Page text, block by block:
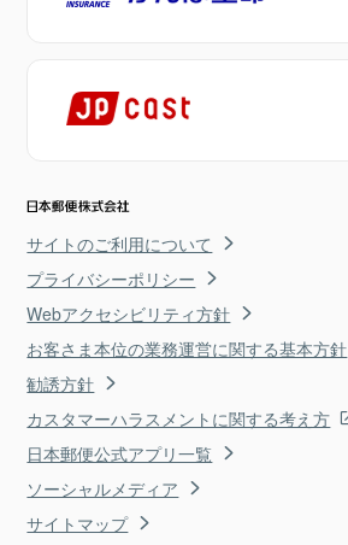
サイトのご利用について
プライバシーポリシー
Webアクセシビリティ方針
お客さま本位の業務運営に関する基本方針
勧誘方針
カスタマーハラスメントに関する考え方
日本郵便公式アプリ一覧
ソーシャルメディア
サイトマップ